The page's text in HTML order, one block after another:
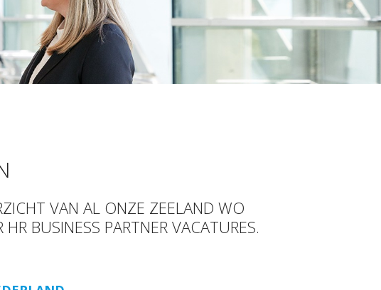
VAN AL ONZE ZEELAND WO
BUSINESS PARTNER VACATURES.